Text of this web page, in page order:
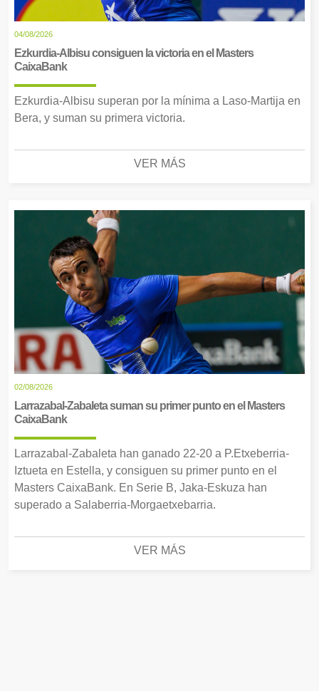
04/08/2026
Ezkurdia-Albisu consiguen la victoria en el Masters
CaixaBank
Ezkurdia-Albisu superan por la mínima a Laso-Martija en
Bera, y suman su primera victoria.
VER MÁS
02/08/2026
Larrazabal-Zabaleta suman su primer punto en el Masters
CaixaBank
Larrazabal-Zabaleta han ganado 22-20 a P.Etxeberria-
Iztueta en Estella, y consiguen su primer punto en el
Masters CaixaBank. En Serie B, Jaka-Eskuza han
superado a Salaberria-Morgaetxebarria.
VER MÁS